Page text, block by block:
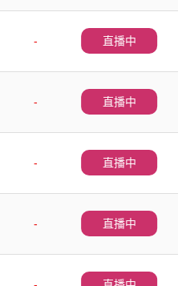
-
直播中
-
直播中
-
直播中
-
直播中